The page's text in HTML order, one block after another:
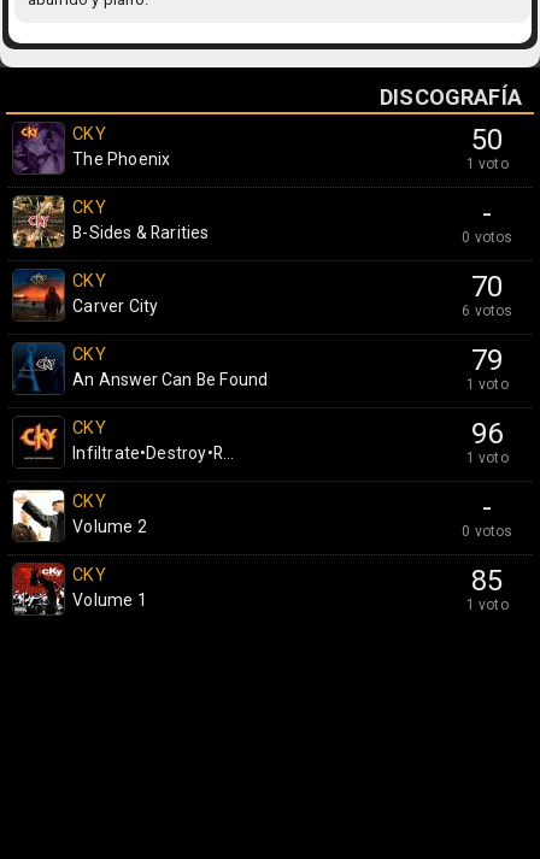
DISCOGRAFÍA
50
1 voto
CKY
The Phoenix
-
0 votos
CKY
B-Sides & Rarities
70
6 votos
CKY
Carver City
79
1 voto
CKY
An Answer Can Be Found
96
1 voto
CKY
Infiltrate•Destroy•R...
-
0 votos
CKY
Volume 2
85
1 voto
CKY
Volume 1